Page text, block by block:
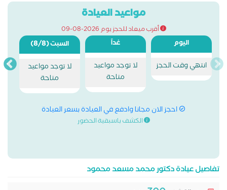
مواعيد العيادة
أقرب ميعاد للحجز يوم 2026-08-09
اليوم
انتهي وقت الحجز
غداً
لا توجد مواعيد
متاحة
السبت(8/8)
لا توجد مواعيد
متاحة
احجز الان مجانا وادفع في العيادة بسعر العيادة
الكشف باسبقية الحضور
تفاصيل عيادة دكتور محمد مسعد محمود